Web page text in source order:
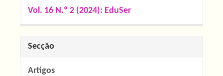
Vol. 16 N.º 2 (2024): EduSer
Secção
Artigos